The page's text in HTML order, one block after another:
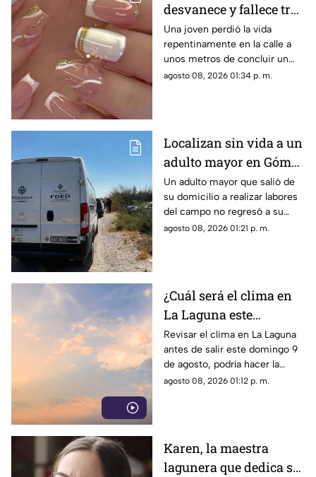
desvanece y fallece tras
ponerse uñas en
Coahuila
Una joven perdió la vida
repentinamente en la calle a
unos metros de concluir un
servicio de uñas. Autoridades
agosto 08, 2026 01:34 p. m.
Localizan sin vida a un
adulto mayor en Gómez
Palacio; habría sufrido
un infarto
Un adulto mayor que salió de
su domicilio a realizar labores
del campo no regresó a su
hogar. Tras ser buscado por su
agosto 08, 2026 01:21 p. m.
¿Cuál será el clima en
La Laguna este
domingo 9 de agosto
2026?
Revisar el clima en La Laguna
antes de salir este domingo 9
de agosto, podría hacer la
diferencia entre un día
agosto 08, 2026 01:12 p. m.
Karen, la maestra
lagunera que dedica su